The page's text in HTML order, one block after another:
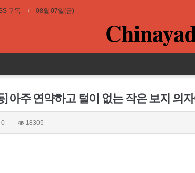
구독 08월 07일(금)
] 아주 연약하고 털이 없는 작은 보지 의
0 18305